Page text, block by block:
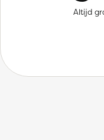
Altijd